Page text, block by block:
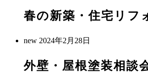
春の新築・住宅リフ
new 2024年2月28日
外壁・屋根塗装相談